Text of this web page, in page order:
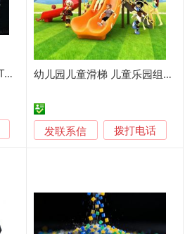
专业提供氟塑料PFA FEP ETFE PVDF氟塑料色母PEEK工程塑料高温塑料耐酸碱塑料挤出材料注塑料 幼儿园儿童滑梯 儿童乐园组合设备 组合滑梯工程塑料
发联系信 拨打电话